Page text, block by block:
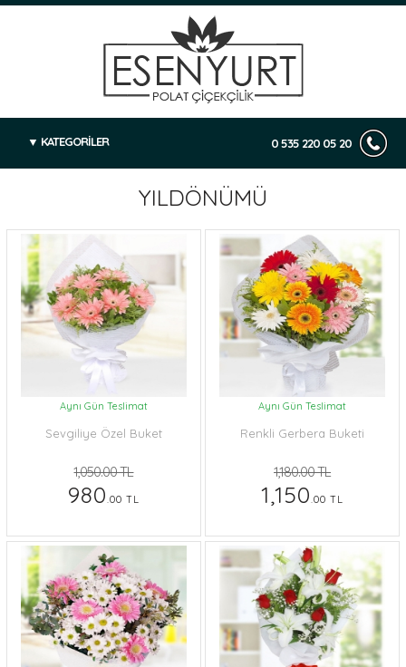
KATEGORİLER 0 535 220 05 20
YILDÖNÜMÜ
Aynı Gün Teslimat
Sevgiliye Özel Buket
1,050.00 TL
980.00 TL
Aynı Gün Teslimat
Renkli Gerbera Buketi
1,180.00 TL
1,150.00 TL